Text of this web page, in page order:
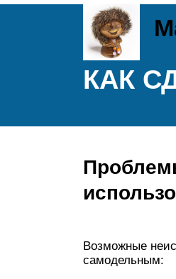
КАК
Возможные
самодельным: